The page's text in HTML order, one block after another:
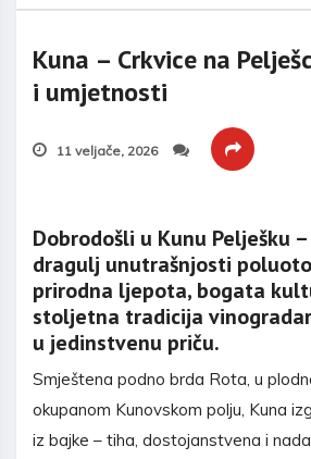
Kuna – Crkvice na
i umjetnosti
11 veljače, 2026
Dobrodošli u Kunu Pelješku
dragulj unutrašnjosti
prirodna ljepota, bogata
stoljetna tradicija
u jedinstvenu priču.
Smještena podno brda Rota, u
okupanom Kunovskom polju, Kuna
iz bajke – tiha, dostojanstvena i